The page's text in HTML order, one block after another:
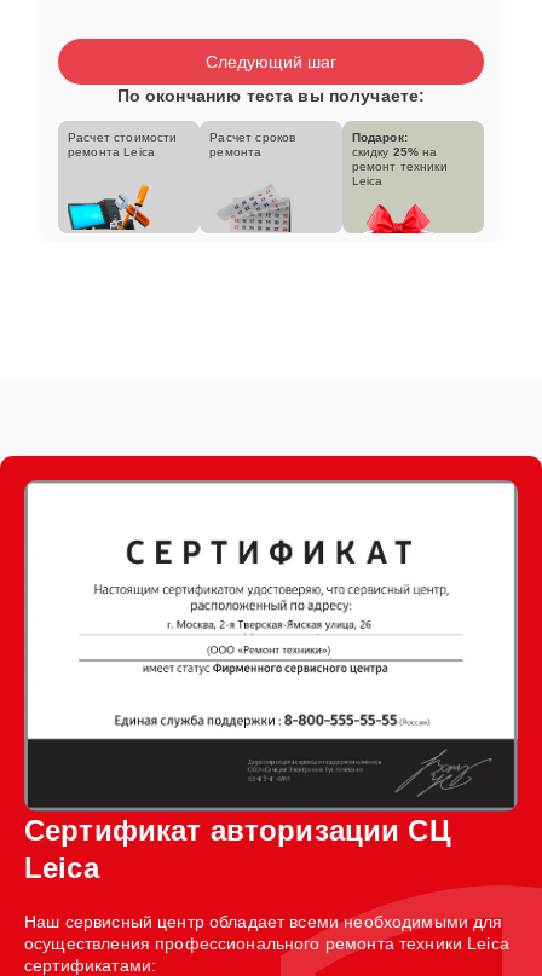
Следующий шаг
По окончанию теста вы получаете:
Расчет стоимости
ремонта Leica
Расчет сроков
ремонта
Подарок:
скидку 25% на
ремонт техники
Leica
Сертификат авторизации СЦ
Leica
Наш сервисный центр обладает всеми необходимыми для
осуществления профессионального ремонта техники Leica
сертификатами: